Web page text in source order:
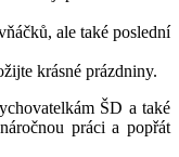
ale také poslední
krásné prázdniny.
ŠD a také
práci a popřát